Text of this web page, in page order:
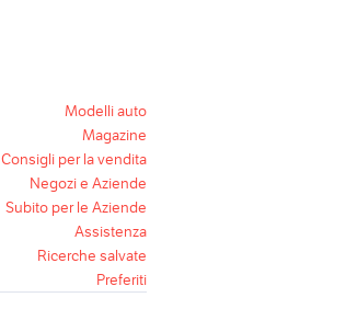
Modelli auto
Magazine
Consigli per la vendita
Negozi e Aziende
Subito per le Aziende
Assistenza
Ricerche salvate
Preferiti